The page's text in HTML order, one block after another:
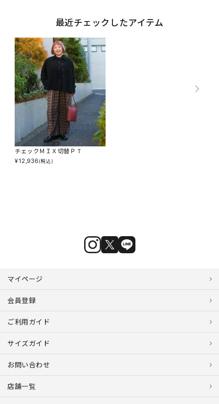
最近チェックしたアイテム
チェックＭＩＸ切替ＰＴ
¥12,936(税込)
マイページ
会員登録
ご利用ガイド
サイズガイド
お問い合わせ
店舗一覧